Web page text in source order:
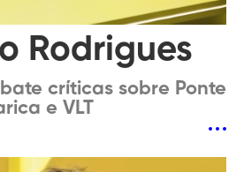
Rodrigues
críticas sobre Ponte
e VLT